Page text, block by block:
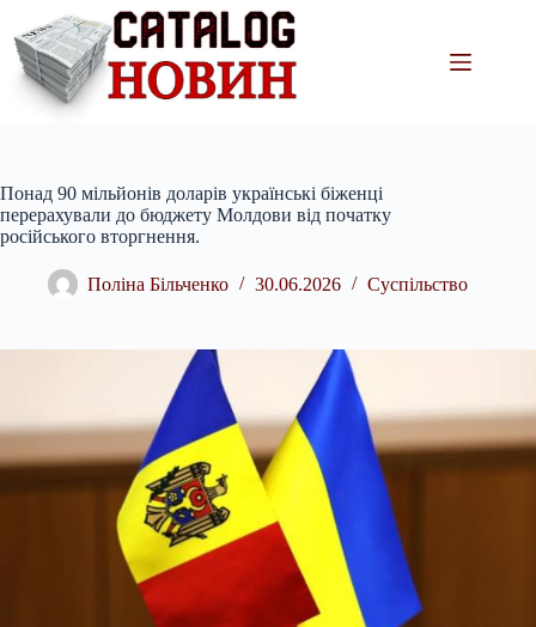
вмісту
Понад 90 мільйонів доларів українські біженці
перерахували до бюджету Молдови від початку
російського вторгнення.
Поліна Більченко 30.06.2026 Суспільство